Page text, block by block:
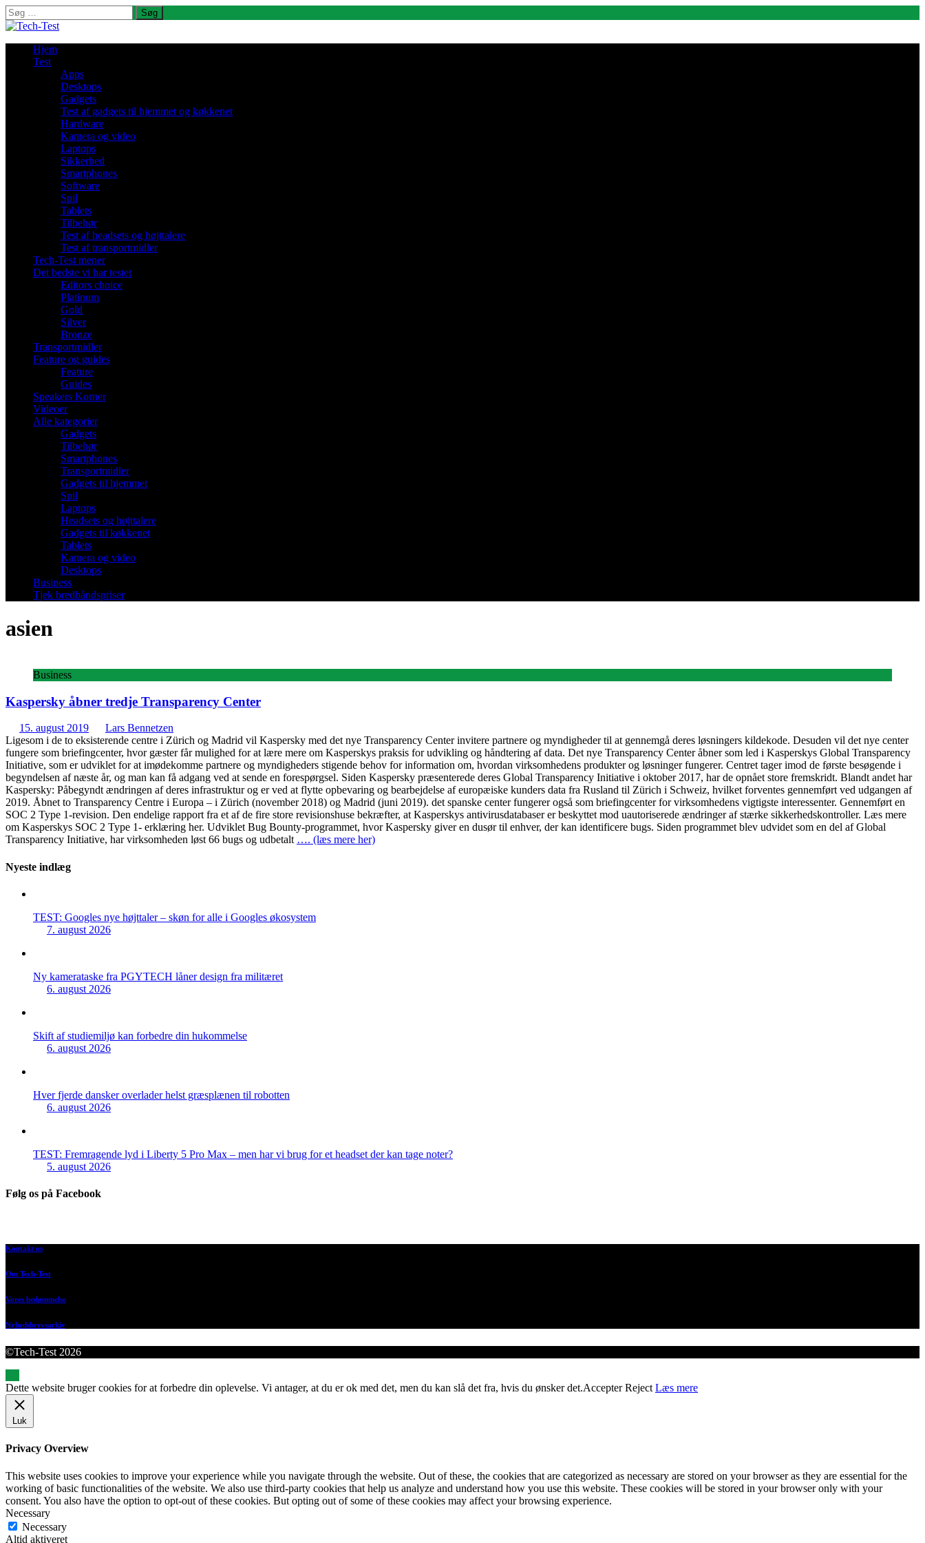
Søg
efter:
Hjem
Test
Apps
Desktops
Gadgets
Test af gadgets til hjemmet og køkkenet
Hardware
Kamera og video
Laptops
Sikkerhed
Smartphones
Software
Spil
Tablets
Tilbehør
Test af headsets og højttalere
Test af transportmidler
Tech-Test mener
Det bedste vi har testet
Editors choice
Platinum
Gold
Silver
Bronze
Transportmidler
Feature og guides
Feature
Guides
Speakers Korner
Videoer
Alle kategorier
Gadgets
Tilbehør
Smartphones
Transportmidler
Gadgets til hjemmet
Spil
Laptops
Headsets og højttalere
Gadgets til køkkenet
Tablets
Kamera og video
Desktops
Business
Tjek bredbåndspriser
asien
Business
Kaspersky åbner tredje Transparency Center
15. august 2019
Lars Bennetzen
Ligesom i de to eksisterende centre i Zürich og Madrid vil Kaspersky med det nye Transparency Center invitere partnere og myndigheder til at gennemgå deres løsningers kildekode. Desuden vil det nye center
fungere som briefingcenter, hvor gæster får mulighed for at lære mere om Kasperskys praksis for udvikling og håndtering af data. Det nye Transparency Center åbner som led i Kasperskys Global Transparency
Initiative, som er udviklet for at imødekomme partnere og myndigheders stigende behov for information om, hvordan virksomhedens produkter og løsninger fungerer. Centret tager imod de første besøgende i
begyndelsen af næste år, og man kan få adgang ved at sende en forespørgsel. Siden Kaspersky præsenterede deres Global Transparency Initiative i oktober 2017, har de opnået store fremskridt. Blandt andet har
Kaspersky: Påbegyndt ændringen af deres infrastruktur og er ved at flytte opbevaring og bearbejdelse af europæiske kunders data fra Rusland til Zürich i Schweiz, hvilket forventes gennemført ved udgangen af
2019. Åbnet to Transparency Centre i Europa – i Zürich (november 2018) og Madrid (juni 2019). det spanske center fungerer også som briefingcenter for virksomhedens vigtigste interessenter. Gennemført en
SOC 2 Type 1-revision. Den endelige rapport fra et af de fire store revisionshuse bekræfter, at Kasperskys antivirusdatabaser er beskyttet mod uautoriserede ændringer af stærke sikkerhedskontroller. Læs mere
om Kasperskys SOC 2 Type 1- erklæring her. Udviklet Bug Bounty-programmet, hvor Kaspersky giver en dusør til enhver, der kan identificere bugs. Siden programmet blev udvidet som en del af Global
Transparency Initiative, har virksomheden løst 66 bugs og udbetalt …. (læs mere her)
Nyeste indlæg
TEST: Googles nye højttaler – skøn for alle i Googles økosystem
7. august 2026
Ny kamerataske fra PGYTECH låner design fra militæret
6. august 2026
Skift af studiemiljø kan forbedre din hukommelse
6. august 2026
Hver fjerde dansker overlader helst græsplænen til robotten
6. august 2026
TEST: Fremragende lyd i Liberty 5 Pro Max – men har vi brug for et headset der kan tage noter?
5. august 2026
Følg os på Facebook
Kontakt os
Om Tech-Test
Vores bedømmelse
Nyhedsbrevsarkiv
©Tech-Test 2026
Dette website bruger cookies for at forbedre din oplevelse. Vi antager, at du er ok med det, men du kan slå det fra, hvis du ønsker det.Accepter Reject Læs mere
Luk
Privacy Overview
This website uses cookies to improve your experience while you navigate through the website. Out of these, the cookies that are categorized as necessary are stored on your browser as they are essential for the
working of basic functionalities of the website. We also use third-party cookies that help us analyze and understand how you use this website. These cookies will be stored in your browser only with your
consent. You also have the option to opt-out of these cookies. But opting out of some of these cookies may affect your browsing experience.
Necessary
Necessary
Altid aktiveret